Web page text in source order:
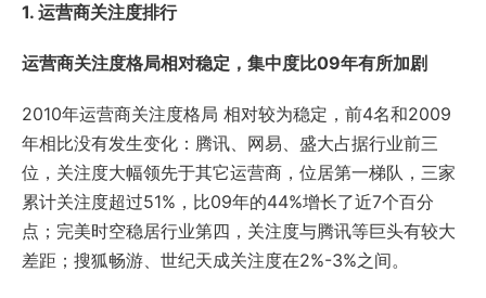
1. 运营商关注度排行
运营商关注度格局相对稳定，集中度比09年有所加剧
2010年运营商关注度格局 相对较为稳定，前4名和2009
年相比没有发生变化：腾讯、网易、盛大占据行业前三
位，关注度大幅领先于其它运营商，位居第一梯队，三家
累计关注度超过51%，比09年的44%增长了近7个百分
点；完美时空稳居行业第四，关注度与腾讯等巨头有较大
差距；搜狐畅游、世纪天成关注度在2%-3%之间。